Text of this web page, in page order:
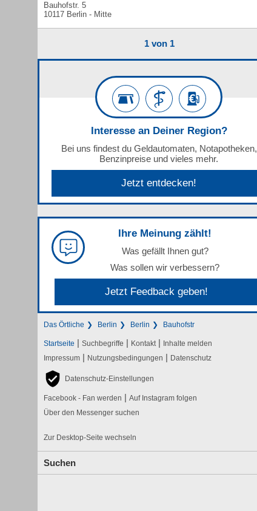
Bauhofstr. 5
10117 Berlin - Mitte
1 von 1
Interesse an Deiner Region?
Bei uns findest du Geldautomaten, Notapotheken,
Benzinpreise und vieles mehr.
Jetzt entdecken!
Ihre Meinung zählt!
Was gefällt Ihnen gut?
Was sollen wir verbessern?
Jetzt Feedback geben!
Das Örtliche Berlin Berlin Bauhofstr
Startseite | Suchbegriffe | Kontakt | Inhalte melden
Impressum | Nutzungsbedingungen | Datenschutz
Datenschutz-Einstellungen
Facebook - Fan werden | Auf Instagram folgen
Über den Messenger suchen
Zur Desktop-Seite wechseln
Suchen